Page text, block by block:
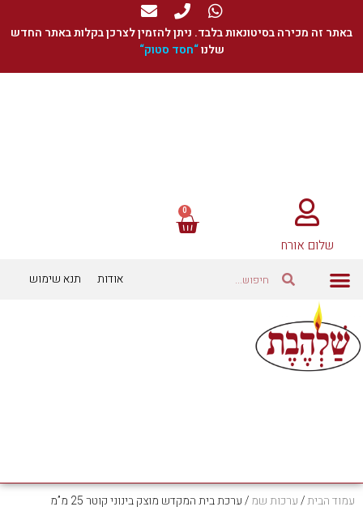
באתר זה מכירה בסיטונאות בלבד. ניתן להזמין לצרכן בקלות באתר החדש
שלנו“חסד סטוק“
שלום אורח
אודות תנא שימוש
עמוד הבית/ערכות שמ/ ערכת בית המקדש מוצק בינוני קוטר 25 מ”מ